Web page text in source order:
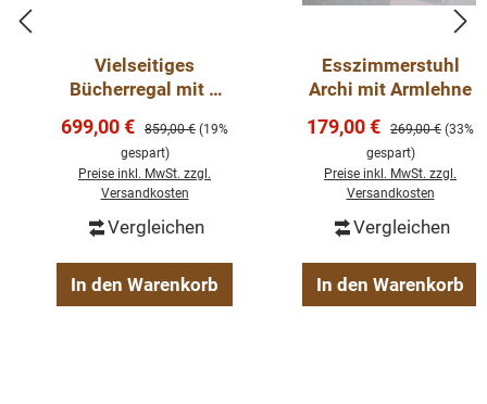
Hochwertige Verarbeitung für dauerhafte
Die erstklassige Verarbeitung garantiert
Langlebigkeit und Zuverlässigkeit. Dieses
Bücherregal wird nicht nur Ihre Räume bereichern,
Bewunderung schenken.
Vielseitiges
Bücherregal mit 2
Regalfläche -
dekorative Vitrine
Verkaufspreis:
699,00 € Regulärer Preis:
859,00 € (19%
gespart)
Preise inkl. MwSt. zzgl.
Versandkosten
Vergleichen
In den Warenkorb
Esszimmerstuhl
Archi mit Armlehne
Verkaufspreis:
179,00 € Regulärer Preis:
269,00 € (33%
gespart)
Preise inkl. MwSt. zzgl.
Versandkosten
Vergleichen
In den Warenkorb